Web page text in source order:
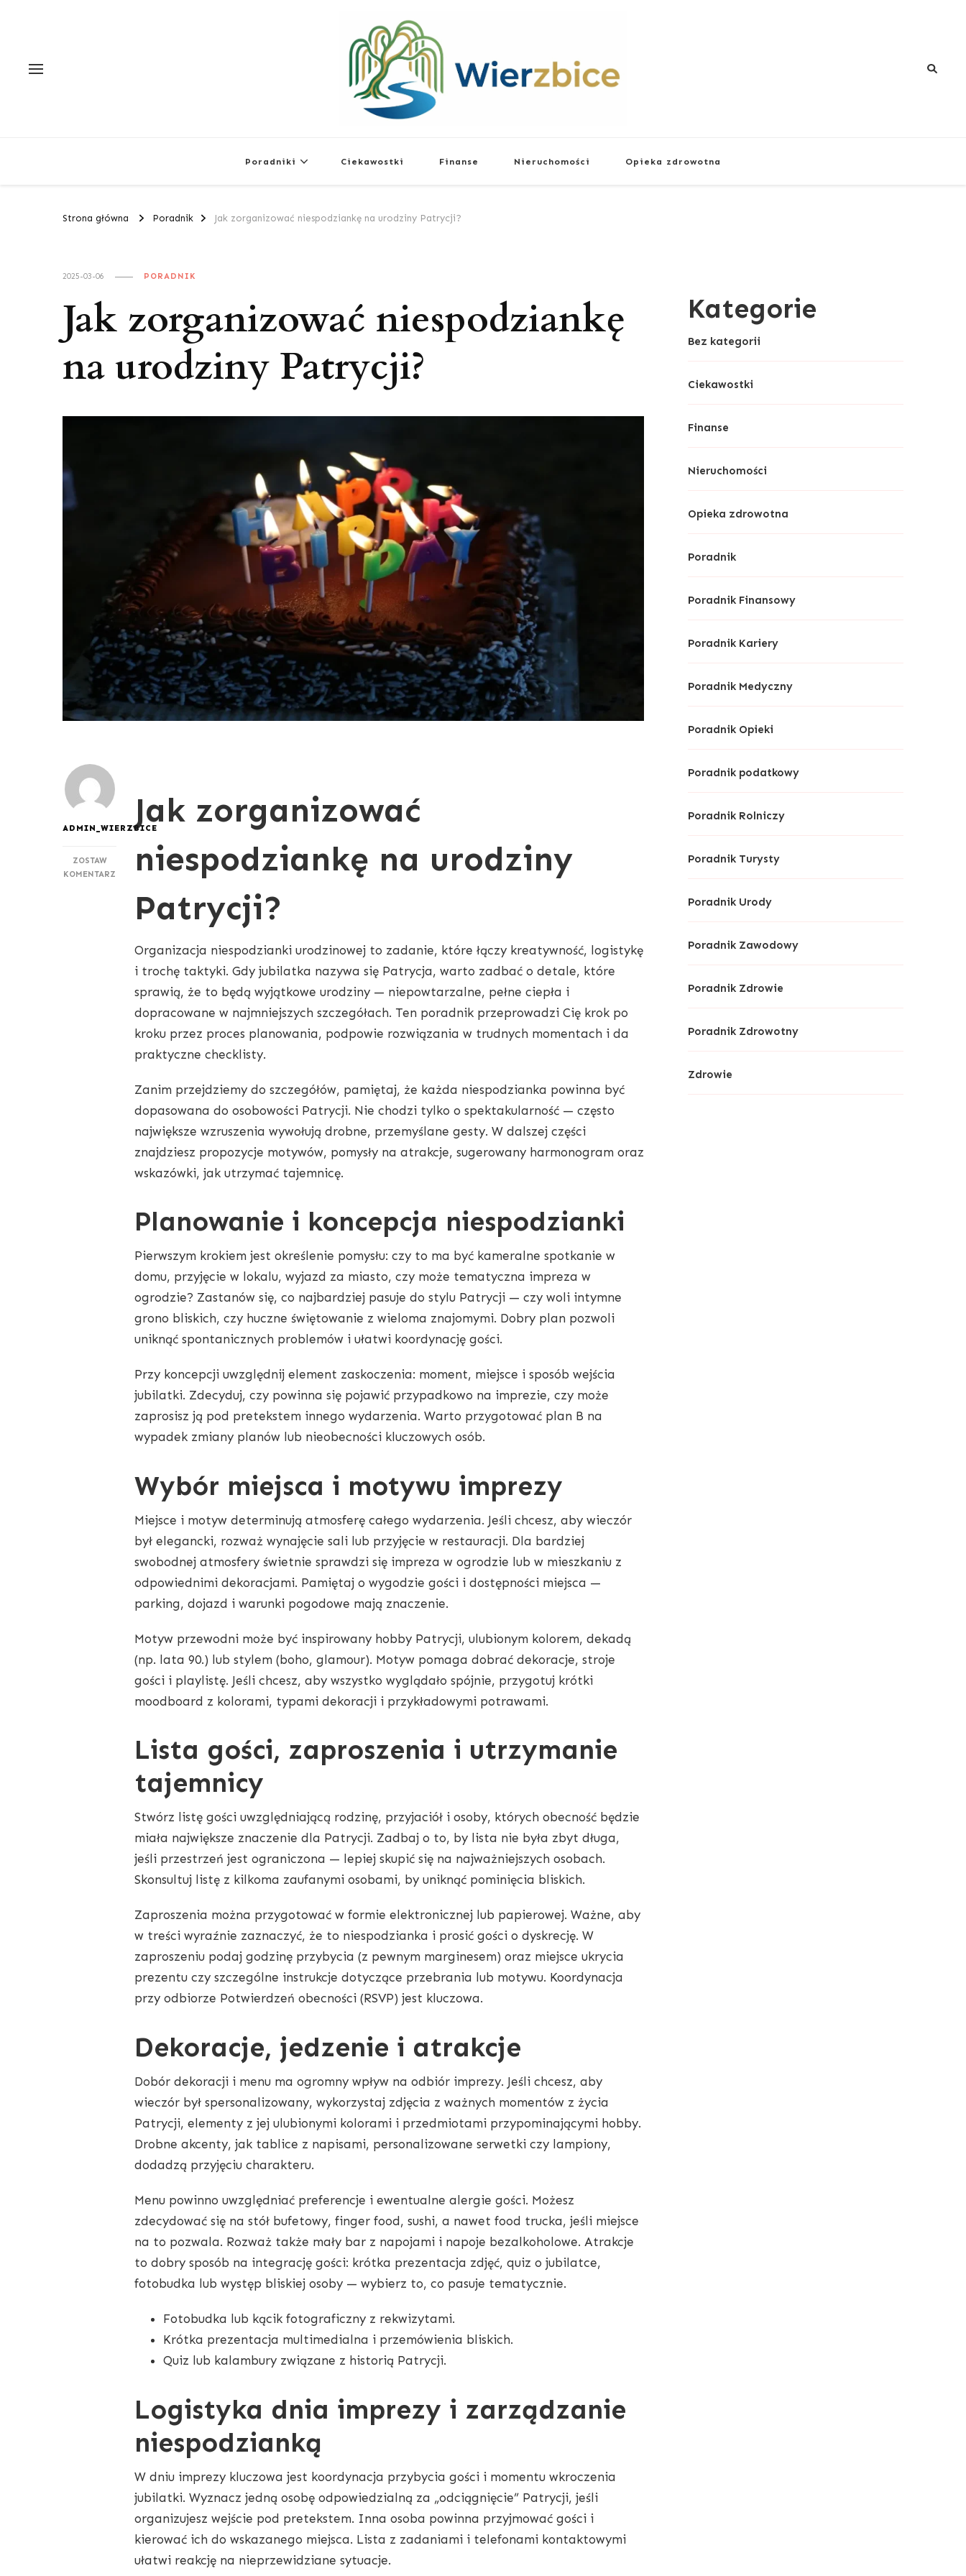
Poradniki Ciekawostki Finanse Nieruchomości Opieka zdrowotna
Strona główna Poradnik Jak zorganizować niespodziankę na urodziny Patrycji?
2025-03-06 PORADNIK
Jak zorganizować niespodziankę
na urodziny Patrycji?
ADMIN_WIERZBICE
ZOSTAW
KOMENTARZ
ZORGANIZOWAĆ
NIESPODZIANKĘ
PATRYCJI?
Jak zorganizować
niespodziankę na urodziny
Patrycji?
Organizacja niespodzianki urodzinowej to zadanie, które łączy kreatywność, logistykę
i trochę taktyki. Gdy jubilatka nazywa się Patrycja, warto zadbać o detale, które
sprawią, że to będą wyjątkowe urodziny — niepowtarzalne, pełne ciepła i
dopracowane w najmniejszych szczegółach. Ten poradnik przeprowadzi Cię krok po
kroku przez proces planowania, podpowie rozwiązania w trudnych momentach i da
praktyczne checklisty.
Zanim przejdziemy do szczegółów, pamiętaj, że każda niespodzianka powinna być
dopasowana do osobowości Patrycji. Nie chodzi tylko o spektakularność — często
największe wzruszenia wywołują drobne, przemyślane gesty. W dalszej części
znajdziesz propozycje motywów, pomysły na atrakcje, sugerowany harmonogram oraz
wskazówki, jak utrzymać tajemnicę.
Planowanie i koncepcja niespodzianki
Pierwszym krokiem jest określenie pomysłu: czy to ma być kameralne spotkanie w
domu, przyjęcie w lokalu, wyjazd za miasto, czy może tematyczna impreza w
ogrodzie? Zastanów się, co najbardziej pasuje do stylu Patrycji — czy woli intymne
grono bliskich, czy huczne świętowanie z wieloma znajomymi. Dobry plan pozwoli
uniknąć spontanicznych problemów i ułatwi koordynację gości.
Przy koncepcji uwzględnij element zaskoczenia: moment, miejsce i sposób wejścia
jubilatki. Zdecyduj, czy powinna się pojawić przypadkowo na imprezie, czy może
zaprosisz ją pod pretekstem innego wydarzenia. Warto przygotować plan B na
wypadek zmiany planów lub nieobecności kluczowych osób.
Wybór miejsca i motywu imprezy
Miejsce i motyw determinują atmosferę całego wydarzenia. Jeśli chcesz, aby wieczór
był elegancki, rozważ wynajęcie sali lub przyjęcie w restauracji. Dla bardziej
swobodnej atmosfery świetnie sprawdzi się impreza w ogrodzie lub w mieszkaniu z
odpowiednimi dekoracjami. Pamiętaj o wygodzie gości i dostępności miejsca —
parking, dojazd i warunki pogodowe mają znaczenie.
Motyw przewodni może być inspirowany hobby Patrycji, ulubionym kolorem, dekadą
(np. lata 90.) lub stylem (boho, glamour). Motyw pomaga dobrać dekoracje, stroje
gości i playlistę. Jeśli chcesz, aby wszystko wyglądało spójnie, przygotuj krótki
moodboard z kolorami, typami dekoracji i przykładowymi potrawami.
Lista gości, zaproszenia i utrzymanie
tajemnicy
Stwórz listę gości uwzględniającą rodzinę, przyjaciół i osoby, których obecność będzie
miała największe znaczenie dla Patrycji. Zadbaj o to, by lista nie była zbyt długa,
jeśli przestrzeń jest ograniczona — lepiej skupić się na najważniejszych osobach.
Skonsultuj listę z kilkoma zaufanymi osobami, by uniknąć pominięcia bliskich.
Zaproszenia można przygotować w formie elektronicznej lub papierowej. Ważne, aby
w treści wyraźnie zaznaczyć, że to niespodzianka i prosić gości o dyskrecję. W
zaproszeniu podaj godzinę przybycia (z pewnym marginesem) oraz miejsce ukrycia
prezentu czy szczególne instrukcje dotyczące przebrania lub motywu. Koordynacja
przy odbiorze Potwierdzeń obecności (RSVP) jest kluczowa.
Dekoracje, jedzenie i atrakcje
Dobór dekoracji i menu ma ogromny wpływ na odbiór imprezy. Jeśli chcesz, aby
wieczór był spersonalizowany, wykorzystaj zdjęcia z ważnych momentów z życia
Patrycji, elementy z jej ulubionymi kolorami i przedmiotami przypominającymi hobby.
Drobne akcenty, jak tablice z napisami, personalizowane serwetki czy lampiony,
dodadzą przyjęciu charakteru.
Menu powinno uwzględniać preferencje i ewentualne alergie gości. Możesz
zdecydować się na stół bufetowy, finger food, sushi, a nawet food trucka, jeśli miejsce
na to pozwala. Rozważ także mały bar z napojami i napoje bezalkoholowe. Atrakcje
to dobry sposób na integrację gości: krótka prezentacja zdjęć, quiz o jubilatce,
fotobudka lub występ bliskiej osoby — wybierz to, co pasuje tematycznie.
Fotobudka lub kącik fotograficzny z rekwizytami.
Krótka prezentacja multimedialna i przemówienia bliskich.
Quiz lub kalambury związane z historią Patrycji.
Logistyka dnia imprezy i zarządzanie
niespodzianką
W dniu imprezy kluczowa jest koordynacja przybycia gości i momentu wkroczenia
jubilatki. Wyznacz jedną osobę odpowiedzialną za „odciągnięcie” Patrycji, jeśli
organizujesz wejście pod pretekstem. Inna osoba powinna przyjmować gości i
kierować ich do wskazanego miejsca. Lista z zadaniami i telefonami kontaktowymi
ułatwi reakcję na nieprzewidziane sytuacje.
Kategorie
Bez kategorii
Ciekawostki
Finanse
Nieruchomości
Opieka zdrowotna
Poradnik
Poradnik Finansowy
Poradnik Kariery
Poradnik Medyczny
Poradnik Opieki
Poradnik podatkowy
Poradnik Rolniczy
Poradnik Turysty
Poradnik Urody
Poradnik Zawodowy
Poradnik Zdrowie
Poradnik Zdrowotny
Zdrowie